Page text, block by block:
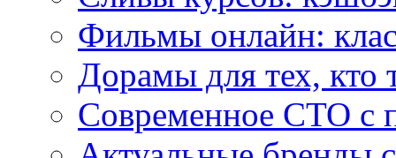
Фильмы онлайн:
Дорамы для тех, кто
Современное СТО с